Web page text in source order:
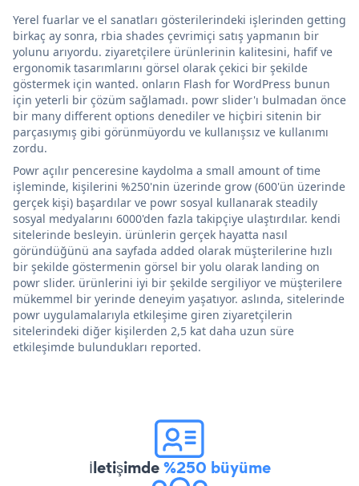
Yerel fuarlar ve el sanatları gösterilerindeki işlerinden getting
birkaç ay sonra, rbia shades çevrimiçi satış yapmanın bir
yolunu arıyordu. ziyaretçilere ürünlerinin kalitesini, hafif ve
ergonomik tasarımlarını görsel olarak çekici bir şekilde
göstermek için wanted. onların Flash for WordPress bunun
için yeterli bir çözüm sağlamadı. powr slider'ı bulmadan önce
bir many different options denediler ve hiçbiri sitenin bir
parçasıymış gibi görünmüyordu ve kullanışsız ve kullanımı
zordu.
Powr açılır penceresine kaydolma a small amount of time
işleminde, kişilerini %250'nin üzerinde grow (600'ün üzerinde
gerçek kişi) başardılar ve powr sosyal kullanarak steadily
sosyal medyalarını 6000'den fazla takipçiye ulaştırdılar. kendi
sitelerinde besleyin. ürünlerin gerçek hayatta nasıl
göründüğünü ana sayfada added olarak müşterilerine hızlı
bir şekilde göstermenin görsel bir yolu olarak landing on
powr slider. ürünlerini iyi bir şekilde sergiliyor ve müşterilere
mükemmel bir yerinde deneyim yaşatıyor. aslında, sitelerinde
powr uygulamalarıyla etkileşime giren ziyaretçilerin
sitelerindeki diğer kişilerden 2,5 kat daha uzun süre
etkileşimde bulundukları reported.
İletişimde%250 büyüme